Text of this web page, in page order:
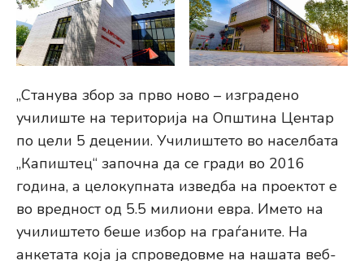
„Станува збор за прво ново – изградено
училиште на територија на Општина Центар
по цели 5 децении. Училиштето во населбата
„Капиштец“ започна да се гради во 2016
година, а целокупната изведба на проектот е
во вредност од 5.5 милиони евра. Името на
училиштето беше избор на граѓаните. На
анкетата која ја спроведовме на нашата веб-